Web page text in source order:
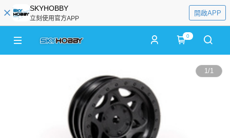
SKYHOBBY
立刻使用官方APP
開啟APP
0
1/1